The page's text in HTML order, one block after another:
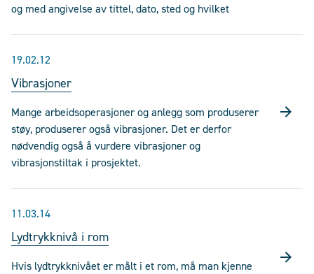
og med angivelse av tittel, dato, sted og hvilket
19.02.12
Vibrasjoner
Mange arbeidsoperasjoner og anlegg som produserer
støy, produserer også vibrasjoner. Det er derfor
nødvendig også å vurdere vibrasjoner og
vibrasjonstiltak i prosjektet.
11.03.14
Lydtrykknivå i rom
Hvis lydtrykknivået er målt i et rom, må man kjenne